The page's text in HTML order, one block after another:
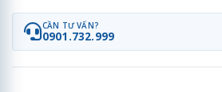
CẦN TƯ VẤN?
0901.732.999